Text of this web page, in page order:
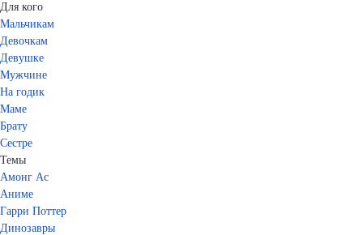
Для кого
Мальчикам
Девочкам
Девушке
Мужчине
На годик
Маме
Брату
Сестре
Темы
Амонг Ас
Аниме
Гарри Поттер
Динозавры